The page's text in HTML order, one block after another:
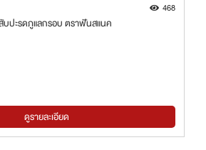
468
บปะรดภูแลกรอบ ตราฟันสแนค
ดูรายละเอียด